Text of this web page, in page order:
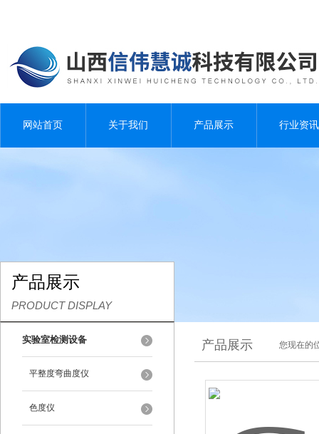
网站首页 关于我们 产品展示 行业资讯
产品展示
PRODUCT DISPLAY
实验室检测设备
平整度弯曲度仪
色度仪
产品展示 您现在的